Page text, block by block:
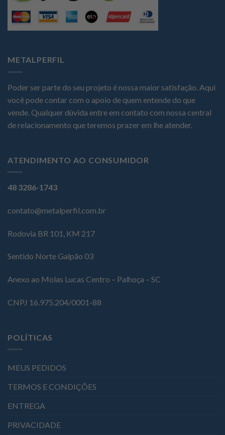
METALPERFIL
Poder ser parte do seu projeto é nossa maior satisfação. Aqui
você pode contar com o apoio de quem entende do que
vende. Qualquer dúvida entre em contato com nossa central
de relacionamento que teremos prazer em lhe atender.
ATENDIMENTO AO CONSUMIDOR
48 3286-1743
contato@metalperfil.com.br
Rodovia BR 101, KM 217
Sentido Norte Galpão 03
Anexo ao Molas Lucas Centro – Palhoça – SC
CNPJ 16.975.204/0001-88
POLÍTICAS
MEUS PEDIDOS
TERMOS E CONDIÇÕES
ENTREGA
PRIVACIDADE